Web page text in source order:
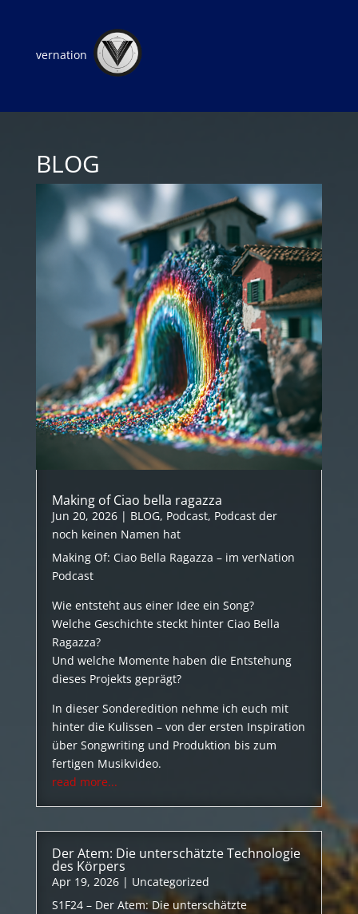
vernation
BLOG
Making of Ciao bella ragazza
Jun 20, 2026| BLOG, Podcast, Podcast der
noch keinen Namen hat
Making Of: Ciao Bella Ragazza – im verNation
Podcast
Wie entsteht aus einer Idee ein Song?
Welche Geschichte steckt hinter Ciao Bella
Ragazza?
Und welche Momente haben die Entstehung
dieses Projekts geprägt?
In dieser Sonderedition nehme ich euch mit
hinter die Kulissen – von der ersten Inspiration
über Songwriting und Produktion bis zum
fertigen Musikvideo.
read more...
Der Atem: Die unterschätzte Technologie
des Körpers
Apr 19, 2026| Uncategorized
S1F24 – Der Atem: Die unterschätzte